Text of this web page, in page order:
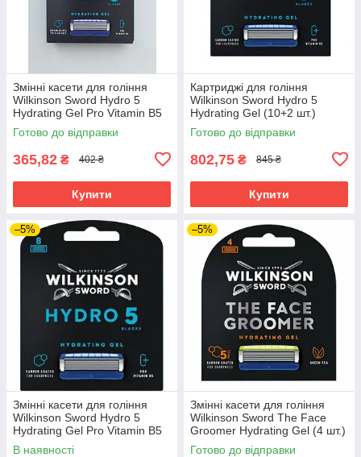
Змінні касети для гоління
Wilkinson Sword Hydro 5
Hydrating Gel Pro Vitamin B5
(4+1 шт.) 02884
Готово до відправки
365,82 ₴ 402 ₴
Купити
Картриджі для гоління
Wilkinson Sword Hydro 5
Hydrating Gel (10+2 шт.)
02724
Готово до відправки
802,75 ₴ 845 ₴
Купити
–5%
Змінні касети для гоління
Wilkinson Sword Hydro 5
Hydrating Gel Pro Vitamin B5
(8 шт.) 02885
В наявності
–5%
Змінні касети для гоління
Wilkinson Sword The Face
Groomer Hydrating Gel (4 шт.)
02887
Готово до відправки